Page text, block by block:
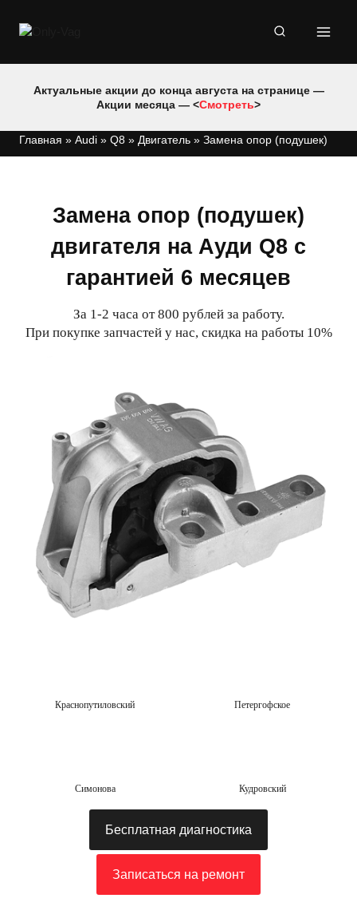
Актуальные акции до конца августа на странице —
Акции месяца — <Смотреть>
Главная » Audi » Q8 » Двигатель » Замена опор (подушек)
Замена опор (подушек)
двигателя на Ауди Q8 с
гарантией 6 месяцев
За 1-2 часа от 800 рублей за работу.
При покупке запчастей у нас, скидка на работы 10%
Краснопутиловский Петергофское
Симонова Кудровский
Бесплатная диагностика
Записаться на ремонт